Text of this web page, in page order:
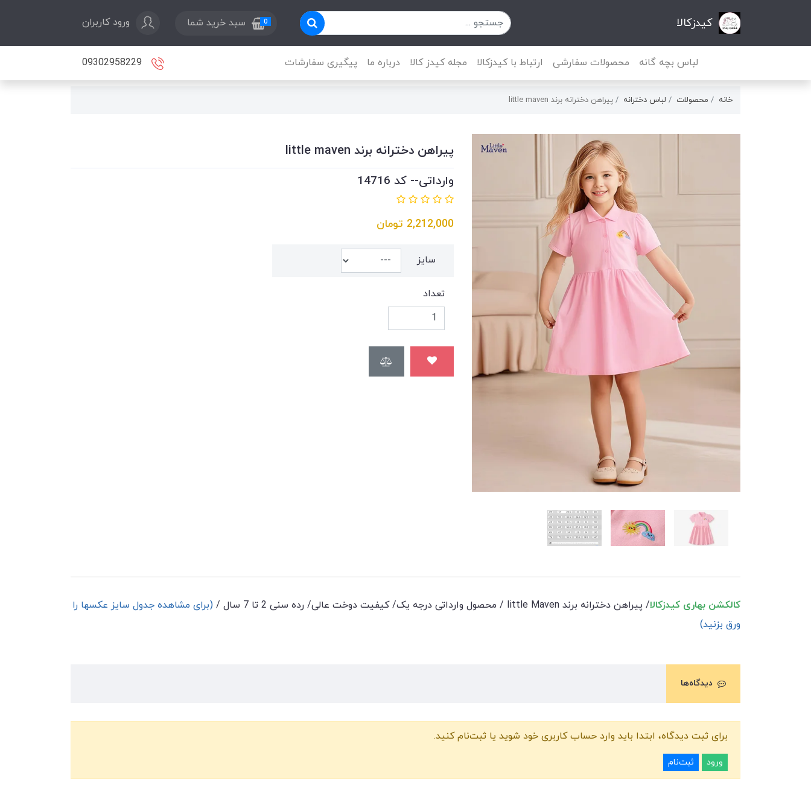
کیدزکالا 0 سبد خرید شما ورود کاربران
لباس بچه گانه محصولات سفارشی ارتباط با کیدزکالا مجله کیدز کالا درباره ما پیگیری سفارشات
خانه محصولات لباس دخترانه پیراهن دخترانه برند little maven
پیراهن دخترانه برند little maven
وارداتی-- کد 14716
2,212,000 تومان
سایز
تعداد
کالکشن بهاری کیدزکالا/ پیراهن دخترانه برند little Maven / محصول وارداتی درجه یک/ کیفیت دوخت عالی/ رده سنی 2 تا 7 سال /
(برای مشاهده جدول سایز عکسها را
ورق بزنید)
دیدگاه‌ها
برای ثبت دیدگاه، ابتدا باید وارد حساب کاربری خود شوید یا ثبت‌نام کنید.
ورود ثبت‌نام